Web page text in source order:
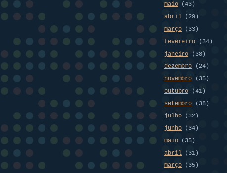
maio (43)
abril (29)
março (33)
fevereiro (34)
janeiro (38)
dezembro (24)
novembro (35)
outubro (41)
setembro (38)
julho (32)
junho (34)
maio (35)
abril (31)
março (35)